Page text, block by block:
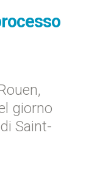
giorno
Saint-